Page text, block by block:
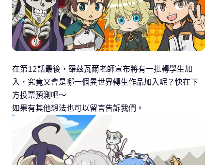
在第12話最後，羅茲瓦爾老師宣布將有一批轉學生加
入，究竟又會是哪一個異世界轉生作品加入呢？快在下
方投票預測吧～
如果有其他想法也可以留言告訴我們。